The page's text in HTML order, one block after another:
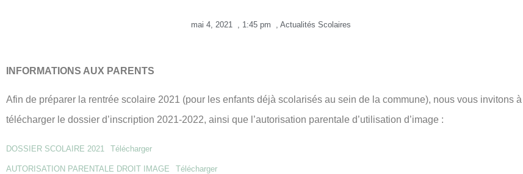
mai 4, 2021 , 1:45 pm , Actualités Scolaires
INFORMATIONS AUX PARENTS
Afin de préparer la rentrée scolaire 2021 (pour les enfants déjà scolarisés au sein de la commune), nous vous invitons à
télécharger le dossier d’inscription 2021-2022, ainsi que l’autorisation parentale d’utilisation d’image :
DOSSIER SCOLAIRE 2021 Télécharger
AUTORISATION PARENTALE DROIT IMAGE Télécharger